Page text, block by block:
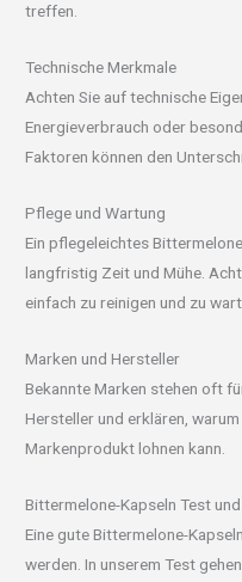
treffen.
Technische Merkmale
Achten Sie auf technische
Energieverbrauch oder
Faktoren können den
Pflege und Wartung
Ein pflegeleichtes
langfristig Zeit und Mühe.
einfach zu reinigen und zu
Marken und Hersteller
Bekannte Marken stehen oft
Hersteller und erklären,
Markenprodukt lohnen kann.
Bittermelone-Kapseln Test
Eine gute Bittermelone-
werden. In unserem Test